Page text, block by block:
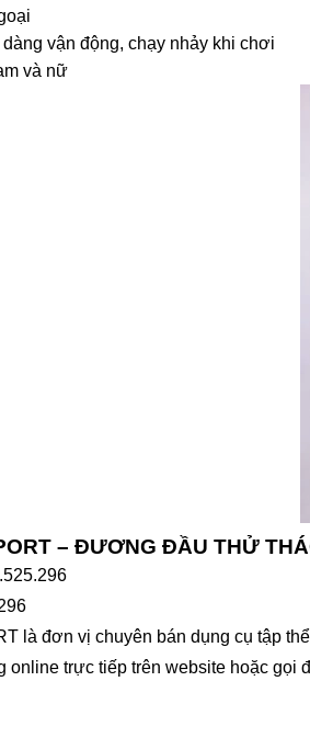
vận động, chạy nhảy khi chơi
và nữ
– ĐƯƠNG ĐẦU THỬ
là đơn vị chuyên bán dụng cụ tập
online trực tiếp trên website hoặc gọi